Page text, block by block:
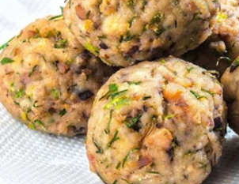
καλοκαιρινός μεζές για ουζάκι.
4 10 λεπτά 50 λεπτά